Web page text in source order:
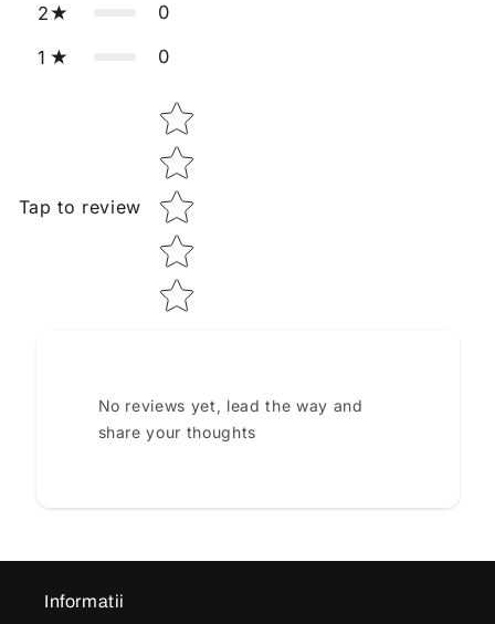
2 0
1 0
Tap to review
Star rating
No reviews yet, lead the way and
share your thoughts
Informatii